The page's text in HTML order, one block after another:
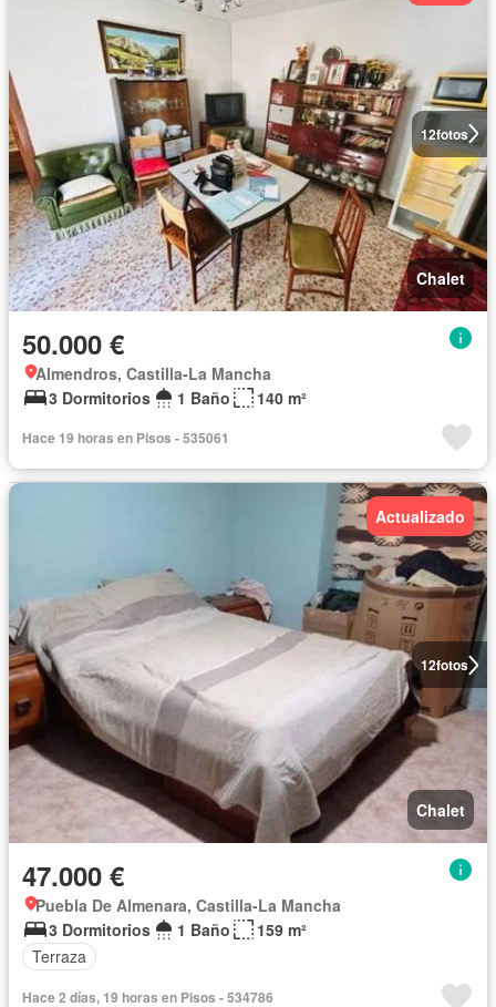
12fotos
Chalet
50.000 €
Almendros, Castilla-La Mancha
3 Dormitorios
1 Baño 140 m²
Hace 19 horas en Pisos - 535061
12fotos
Actualizado
Chalet
47.000 €
Puebla De Almenara, Castilla-La Mancha
3 Dormitorios
1 Baño
159 m²
Terraza
Hace 2 días, 19 horas en Pisos - 534786